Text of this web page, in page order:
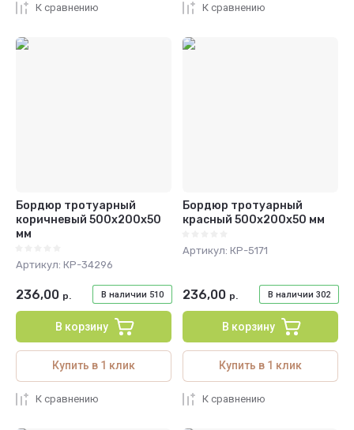
К сравнению К сравнению
Бордюр тротуарный
коричневый 500х200х50
мм
Артикул: КР-34296
В наличии 510
236,00 р.
В корзину
Купить в 1 клик
К сравнению
Бордюр тротуарный
красный 500х200х50 мм
Артикул: КР-5171
В наличии 302
236,00 р.
В корзину
Купить в 1 клик
К сравнению